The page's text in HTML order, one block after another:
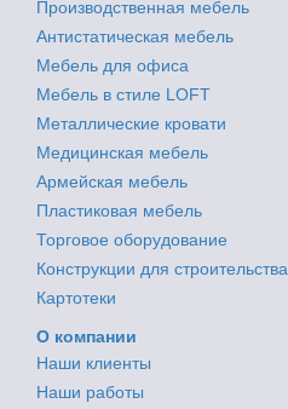
Производственная мебель
Антистатическая мебель
Мебель для офиса
Мебель в стиле LOFT
Металлические кровати
Медицинская мебель
Армейская мебель
Пластиковая мебель
Торговое оборудование
Конструкции для строительства
Картотеки
О компании
Наши клиенты
Наши работы